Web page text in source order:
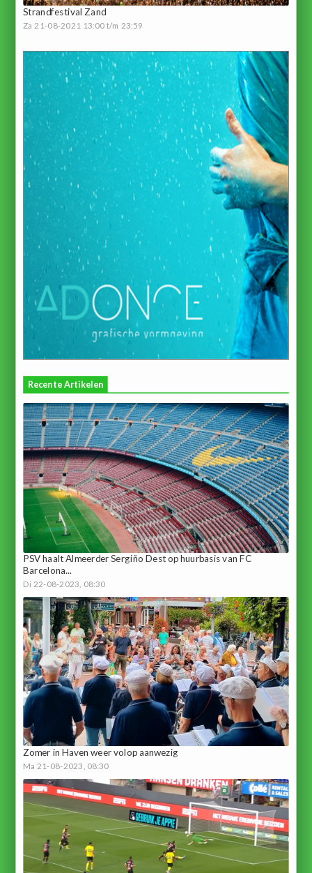
Strandfestival Zand
Za 21-08-2021 13:00 t/m 23:59
Recente Artikelen
PSV haalt Almeerder Sergiño Dest op huurbasis van FC
Barcelona...
Di 22-08-2023, 08:30
Zomer in Haven weer volop aanwezig
Ma 21-08-2023, 08:30